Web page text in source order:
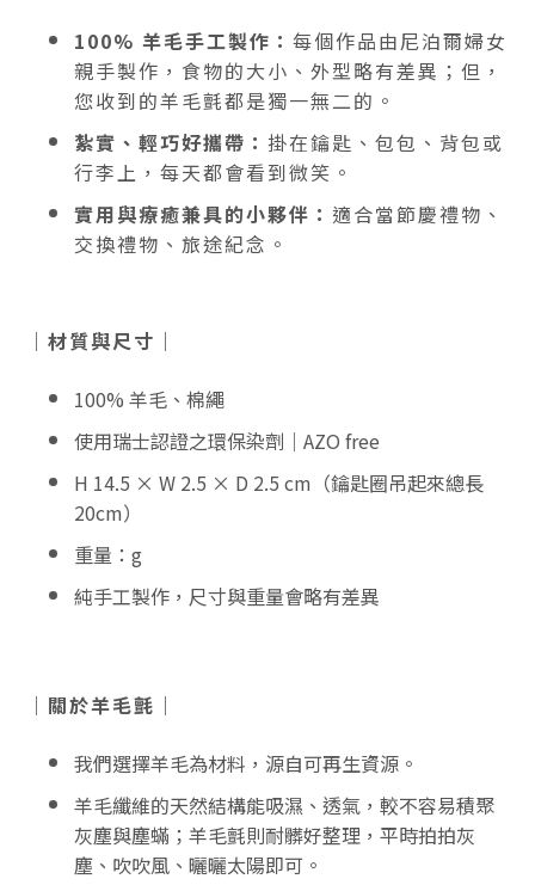
100% 羊毛手工製作： 每個作品由尼泊爾婦女
親手製作，食物的大小、外型略有差異；但，
您收到的羊毛氈都是獨一無二的 。
紮實、輕巧好攜帶： 掛在鑰匙、包包、背包或
行李上，每天都會看到微笑 。
實用與療癒兼具的小夥伴： 適合當節慶禮物、
交換禮物、旅途紀念。
｜材質與尺寸｜
100% 羊毛、棉繩
使用瑞士認證之環保染劑｜AZO free
H 14.5 × W 2.5 × D 2.5 cm（鑰匙圈吊起來總長
20cm）
重量： g
純手工製作，尺寸與重量會略有差異
｜關於羊毛氈｜
我們選擇羊毛為材料，源自可再生資源。
羊毛纖維的天然結構能吸濕、透氣，較不容易積聚
灰塵與塵蟎；羊毛氈則耐髒好整理，平時拍拍灰
塵、吹吹風、曬曬太陽即可。